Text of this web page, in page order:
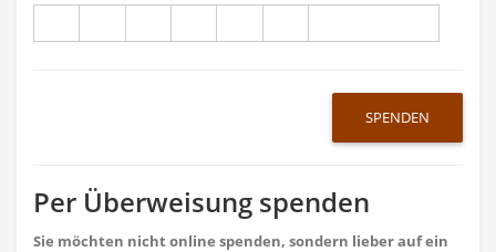
SPENDEN
Per Überweisung spenden
Sie möchten nicht online spenden, sondern lieber auf ein